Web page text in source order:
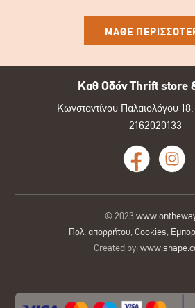
ΜΑΘΕ
Καθ Οδόν Thrift store
Κωνσταντίνου Παλαιολόγου
2162020133
© 2023
Πολ. απορρήτου,Cookies,
Created by: